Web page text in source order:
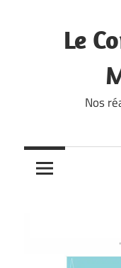
Le
Nos